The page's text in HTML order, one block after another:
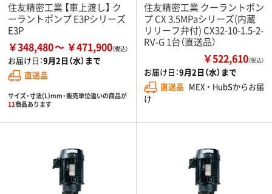
住友精密工業 【車上渡し】 ク
ーラントポンプ E3Pシリーズ
E3P
￥348,480 ￥471,900
お届け日：9月2日（水）まで
直送品
サイズ・寸法(L)mm・販売単位違いの商品が
11商品あります
住友精密工業 クーラントポン
プ CX 3.5MPaシリーズ(内蔵
リリーフ弁付) CX32-10-1.5-2-
RV-G 1台（直送品）
￥522,610（税込）
お届け日：9月2日（水）まで
直送品 MEX ・ HubSからお届
け